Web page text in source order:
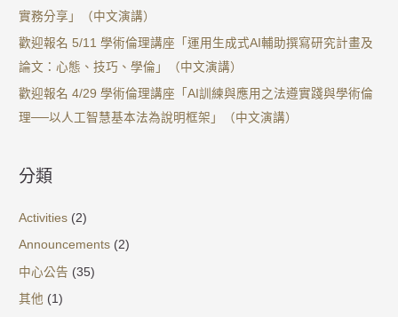
實務分享」（中文演講）
歡迎報名 5/11 學術倫理講座「運用生成式AI輔助撰寫研究計畫及
論文：心態、技巧、學倫」（中文演講）
歡迎報名 4/29 學術倫理講座「AI訓練與應用之法遵實踐與學術倫
理──以人工智慧基本法為說明框架」（中文演講）
分類
Activities (2)
Announcements (2)
中心公告 (35)
其他 (1)